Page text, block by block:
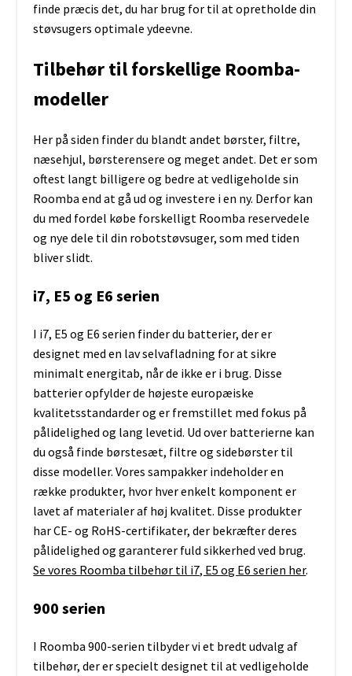
finde præcis det, du har brug for til at opretholde din
støvsugers optimale ydeevne.
Tilbehør til forskellige Roomba-
modeller
Her på siden finder du blandt andet børster, filtre,
næsehjul, børsterensere og meget andet. Det er som
oftest langt billigere og bedre at vedligeholde sin
Roomba end at gå ud og investere i en ny. Derfor kan
du med fordel købe forskelligt Roomba reservedele
og nye dele til din robotstøvsuger, som med tiden
bliver slidt.
i7, E5 og E6 serien
I i7, E5 og E6 serien finder du batterier, der er
designet med en lav selvafladning for at sikre
minimalt energitab, når de ikke er i brug. Disse
batterier opfylder de højeste europæiske
kvalitetsstandarder og er fremstillet med fokus på
pålidelighed og lang levetid. Ud over batterierne kan
du også finde børstesæt, filtre og sidebørster til
disse modeller. Vores sampakker indeholder en
række produkter, hvor hver enkelt komponent er
lavet af materialer af høj kvalitet. Disse produkter
har CE- og RoHS-certifikater, der bekræfter deres
pålidelighed og garanterer fuld sikkerhed ved brug.
Se vores Roomba tilbehør til i7, E5 og E6 serien her.
900 serien
I Roomba 900-serien tilbyder vi et bredt udvalg af
tilbehør, der er specielt designet til at vedligeholde